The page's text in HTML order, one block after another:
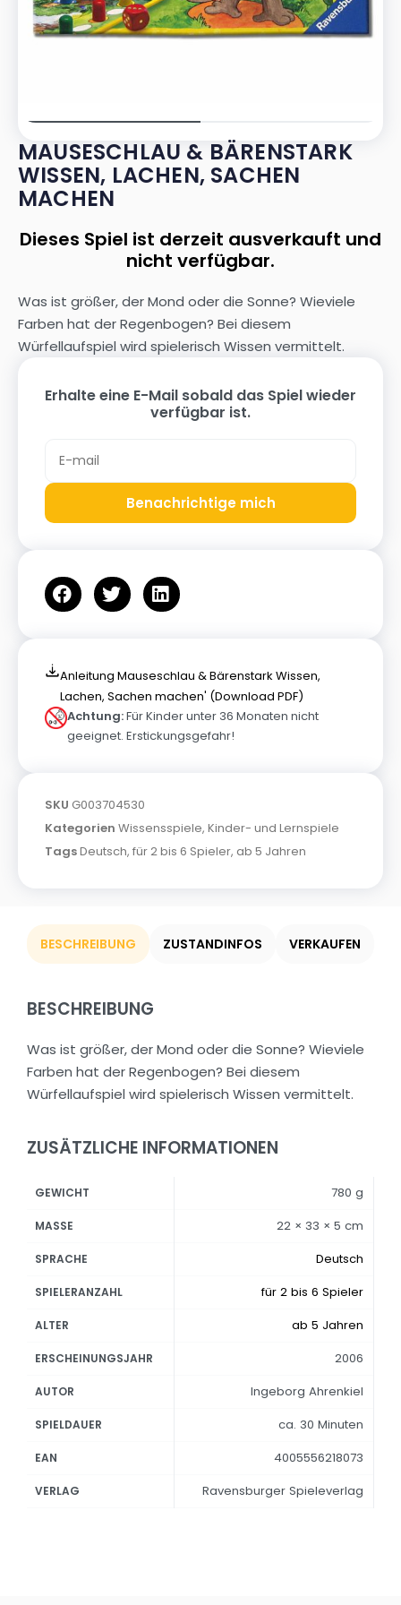
MAUSESCHLAU & BÄRENSTARK
WISSEN, LACHEN, SACHEN
MACHEN
Dieses Spiel ist derzeit ausverkauft und
nicht verfügbar.
Was ist größer, der Mond oder die Sonne? Wieviele
Farben hat der Regenbogen? Bei diesem
Würfellaufspiel wird spielerisch Wissen vermittelt.
Erhalte eine E-Mail sobald das Spiel wieder
verfügbar ist.
Benachrichtige mich
Anleitung Mauseschlau & Bärenstark Wissen,
Lachen, Sachen machen' (Download PDF)
Achtung:Für Kinder unter 36 Monaten nicht
geeignet. Erstickungsgefahr!
SKU G003704530
Kategorien Wissensspiele, Kinder- und Lernspiele
TagsDeutsch, für 2 bis 6 Spieler, ab 5 Jahren
BESCHREIBUNG ZUSTANDINFOS VERKAUFEN
BESCHREIBUNG
Was ist größer, der Mond oder die Sonne? Wieviele
Farben hat der Regenbogen? Bei diesem
Würfellaufspiel wird spielerisch Wissen vermittelt.
ZUSÄTZLICHE INFORMATIONEN
GEWICHT 780 g
MASSE 22 × 33 × 5 cm
SPRACHE Deutsch
SPIELERANZAHL für 2 bis 6 Spieler
ALTER ab 5 Jahren
ERSCHEINUNGSJAHR 2006
AUTOR Ingeborg Ahrenkiel
SPIELDAUER ca. 30 Minuten
EAN 4005556218073
VERLAG Ravensburger Spieleverlag